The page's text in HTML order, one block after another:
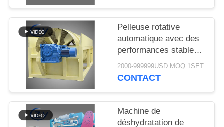
l'amidon de manioc
Pelleuse rotative
automatique avec des
performances stables
pour la production
d'amidon de manioc et
2000-999999USD MOQ:1SET
CONTACT
Machine de
déshydratation de